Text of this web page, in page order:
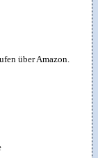
über Amazon.